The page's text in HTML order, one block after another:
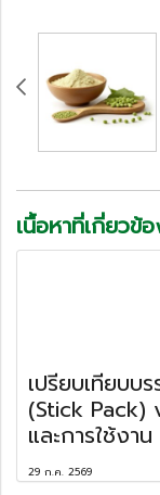
เนื้อหาที่เกี่ยวข้
เปรียบเทียบ
(Stick Pack)
และการใช้งาน
29 ก.ค. 2569